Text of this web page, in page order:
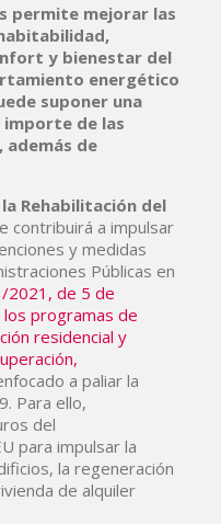
permite mejorar las
y bienestar del
energético
suponer una
de las
de
Rehabilitación del
contribuirá a impulsar
y medidas
Públicas en
2021, de 5 de
programas de
residencial y
a paliar la
Para ello,
del
para impulsar la
la regeneración
de alquiler